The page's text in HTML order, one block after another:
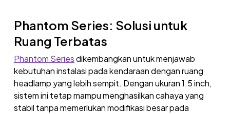
Phantom Series: Solusi untuk
Ruang Terbatas
Phantom Seriesdikembangkan untuk menjawab
kebutuhan instalasi pada kendaraan dengan ruang
headlamp yang lebih sempit. Dengan ukuran 1.5 inch,
sistem ini tetap mampu menghasilkan cahaya yang
stabil tanpa memerlukan modifikasi besar pada